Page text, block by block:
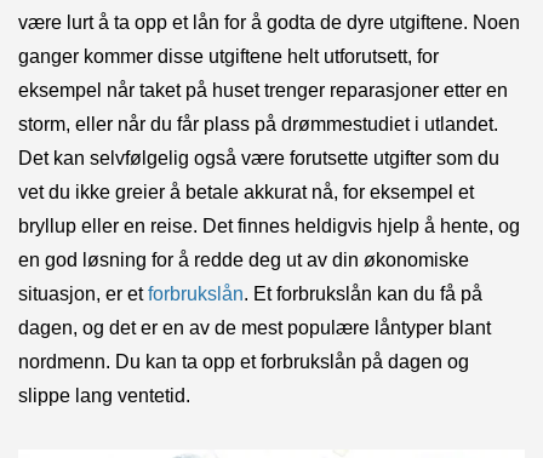
være lurt å ta opp et lån for å godta de dyre utgiftene. Noen
ganger kommer disse utgiftene helt utforutsett, for
eksempel når taket på huset trenger reparasjoner etter en
storm, eller når du får plass på drømmestudiet i utlandet.
Det kan selvfølgelig også være forutsette utgifter som du
vet du ikke greier å betale akkurat nå, for eksempel et
bryllup eller en reise. Det finnes heldigvis hjelp å hente, og
en god løsning for å redde deg ut av din økonomiske
situasjon, er etforbrukslån. Et forbrukslån kan du få på
dagen, og det er en av de mest populære låntyper blant
nordmenn. Du kan ta opp et forbrukslån på dagen og
slippe lang ventetid.